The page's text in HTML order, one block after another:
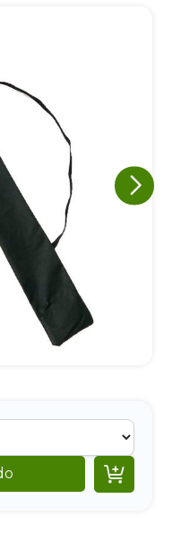

a proteger e respeitar
dados apenas para fins
preferências a